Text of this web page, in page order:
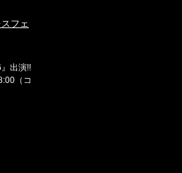
フェ
出演!!
（コ